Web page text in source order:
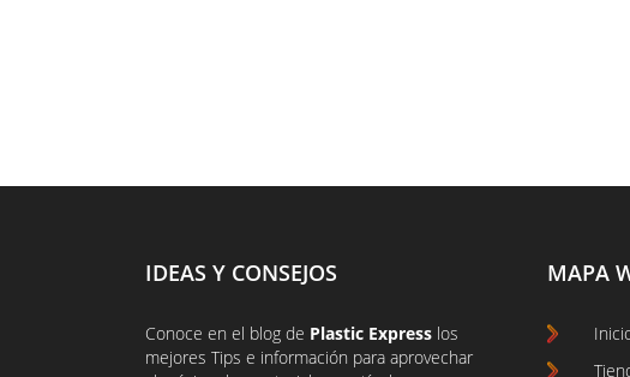
IDEAS Y CONSEJOS
Conoce en el blogde Plastic Expresslos
mejores Tips e información para aprovechar
MAPA